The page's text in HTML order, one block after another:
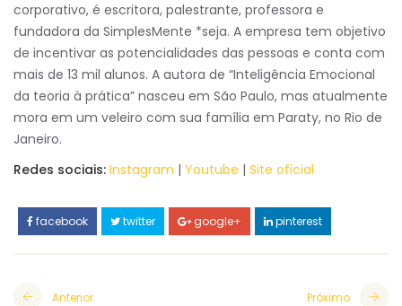
corporativo, é escritora, palestrante, professora e
fundadora da SimplesMente *seja. A empresa tem objetivo
de incentivar as potencialidades das pessoas e conta com
mais de 13 mil alunos. A autora de “Inteligência Emocional
da teoria à prática” nasceu em São Paulo, mas atualmente
mora em um veleiro com sua família em Paraty, no Rio de
Janeiro.
Redes sociais: Instagram | Youtube | Site oficial
facebook twitter google+ pinterest
Anterior Próximo